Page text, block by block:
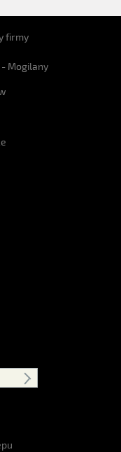
firmy
Mogilany